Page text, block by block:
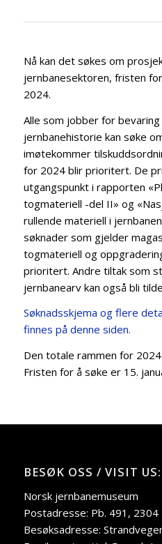
Nå kan det søkes om
jernbanesektoren, fristen
2024.
Alle som jobber for
jernbanehistorie kan søke
imøtekommer
for 2024 blir prioritert. De
utgangspunkt i rapporten
togmateriell -del II» og
rullende materiell i
søknader som gjelder
togmateriell og
prioritert. Andre tiltak som
jernbanearv kan også bli
Søknadsskjema og flere
finnes på denne siden.
Den totale rammen for
Fristen for å søke er 15.
BESØK OSS / VISIT US:
Norsk jernbanemuseum
Postadresse: Pb. 491, 2304
Besøksadresse: